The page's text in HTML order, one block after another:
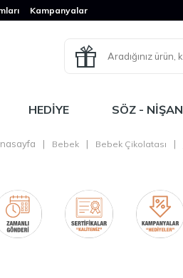
Kampanyalar
HEDIYE SÖZ - NIŞAN
| Bebek | Bebek Çikolatası |